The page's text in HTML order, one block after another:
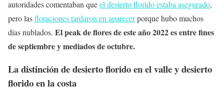
autoridades comentaban queel desierto florido estaba asegurado,
pero lasfloraciones tardaron en aparecerporque hubo muchos
días nublados. El peak de flores de este año 2022 es entre fines
de septiembre y mediados de octubre.
La distinción de desierto florido en el valle y desierto
florido en la costa